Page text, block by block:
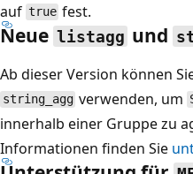
auf true fest.
Neue listagg und
Ab dieser Version können
string_agg verwenden, um
innerhalb einer Gruppe zu
Informationen finden Sie